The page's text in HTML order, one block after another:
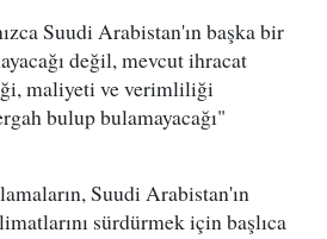
Suudi Arabistan'ın başka bir
değil, mevcut ihracat
maliyeti ve verimliliği
bulup bulamayacağı"
Suudi Arabistan'ın
sürdürmek için başlıca